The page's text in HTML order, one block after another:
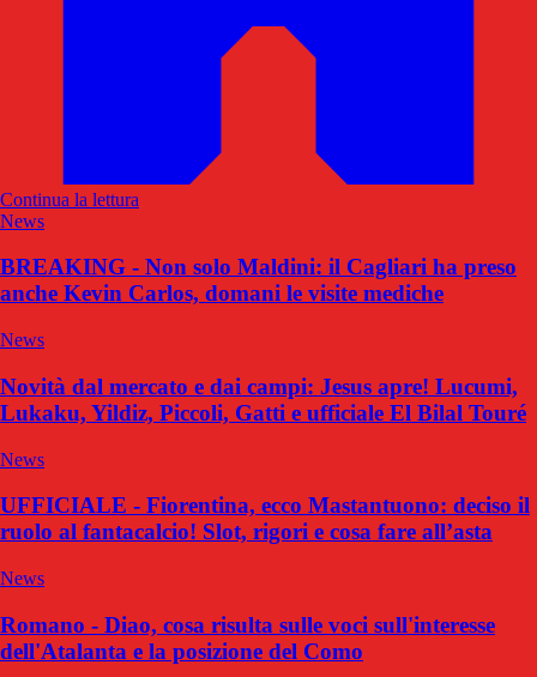
Continua la lettura
News
BREAKING - Non solo Maldini: il Cagliari ha preso
anche Kevin Carlos, domani le visite mediche
News
Novità dal mercato e dai campi: Jesus apre! Lucumi,
Lukaku, Yildiz, Piccoli, Gatti e ufficiale El Bilal Touré
News
UFFICIALE - Fiorentina, ecco Mastantuono: deciso il
ruolo al fantacalcio! Slot, rigori e cosa fare all’asta
News
Romano - Diao, cosa risulta sulle voci sull'interesse
dell'Atalanta e la posizione del Como